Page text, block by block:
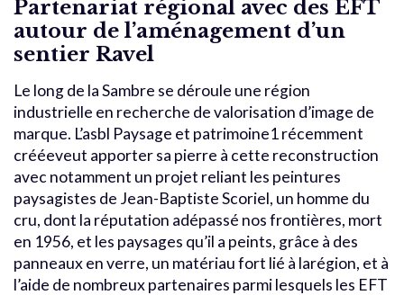
Partenariat régional avec des EFT
autour de l’aménagement d’un
sentier Ravel
Le long de la Sambre se déroule une région
industrielle en recherche de valorisation d’image de
marque. L’asbl Paysage et patrimoine1 récemment
crééeveut apporter sa pierre à cette reconstruction
avec notamment un projet reliant les peintures
paysagistes de Jean-Baptiste Scoriel, un homme du
cru, dont la réputation adépassé nos frontières, mort
en 1956, et les paysages qu’il a peints, grâce à des
panneaux en verre, un matériau fort lié à larégion, et à
l’aide de nombreux partenaires parmi lesquels les EFT